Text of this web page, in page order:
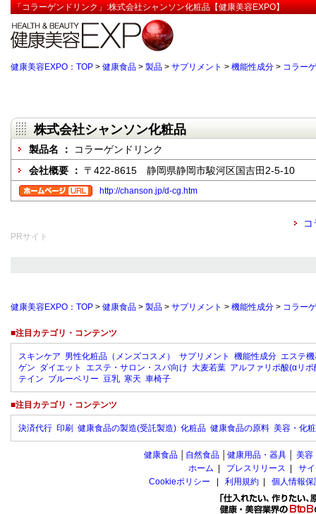
「コラーゲンドリンク」:株式会社シャンソン化粧品【健康美容EXPO】
健康美容EXPO：TOP > 健康食品 > 製品 > サプリメント > 機能性成分 > コラー
株式会社シャンソン化粧品
製品名 ：
コラーゲンドリンク
会社概要 ： 〒422-8615 静岡県静岡市駿河区国吉田2-5-10
http://chanson.jp/d-cg.htm
PRサイト
健康美容EXPO：TOP > 健康食品 > 製品 > サプリメント > 機能性成分 > コラー
■注目カテゴリ・コンテンツ
スキンケア 男性化粧品（メンズコスメ） サプリメント 機能性成分 エステ
ゲン ダイエット エステ・サロン・スパ向け 大麦若葉 アルファリポ酸(αリポ
テイン ブルーベリー 豆乳 寒天 車椅子
■注目カテゴリ・コンテンツ
決済代行 印刷 健康食品の製造(受託製造) 化粧品 健康食品の原料 美容・化
健康食品 自然食品 健康用品・器具 美容
ホーム
プレスリリース
サ
Cookieポリシー
利用規約 個人情報